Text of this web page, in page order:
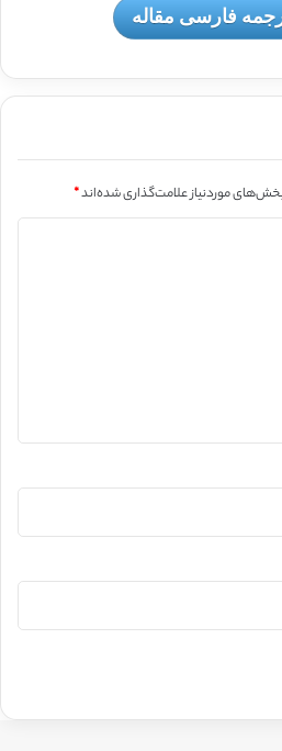
فارسی مقاله
موردنیاز علامت‌گذاری شده‌اند*